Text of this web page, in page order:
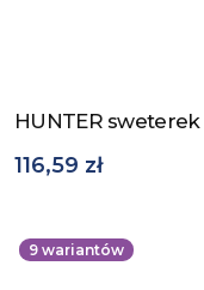
Zobacz produkt
HUNTER
116,59 zł
9 wariantów